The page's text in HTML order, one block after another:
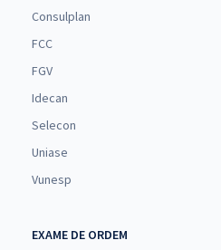
Consulplan
FCC
FGV
Idecan
Selecon
Uniase
Vunesp
EXAME DE ORDEM